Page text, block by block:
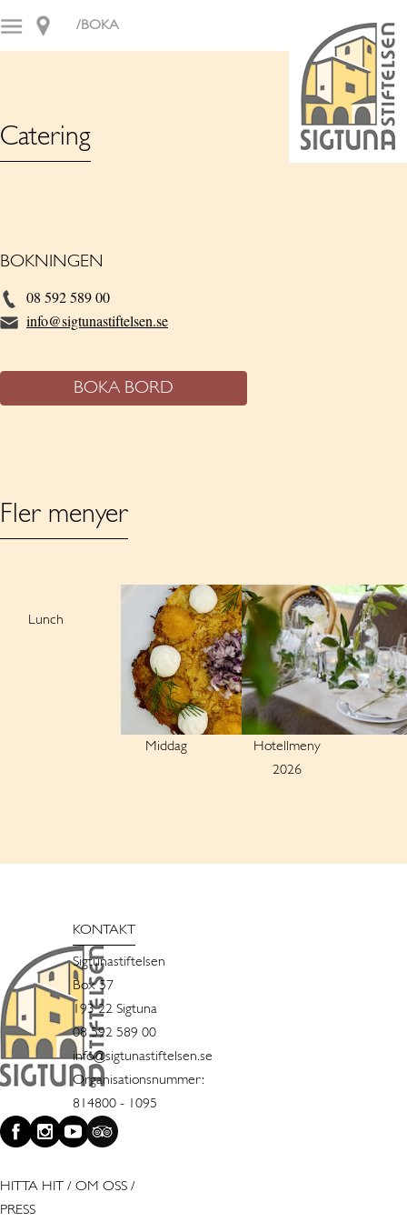
/BOKA
Catering
BOKNINGEN
08 592 589 00
info@sigtunastiftelsen.se
BOKA BORD
Fler menyer
Lunch
Middag
Hotellmeny
2026
KONTAKT
Sigtunastiftelsen
Box 57
193 22 Sigtuna
08 592 589 00
info@sigtunastiftelsen.se
Organisationsnummer:
814800 - 1095
HITTA HIT / OM OSS /
PRESS